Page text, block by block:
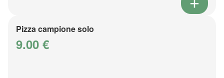
Pizza campione solo
9.00 €